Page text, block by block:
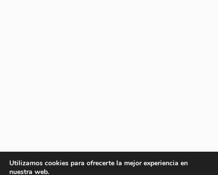
Utilizamos cookies para ofrecerte la mejor experiencia en
nuestra web.